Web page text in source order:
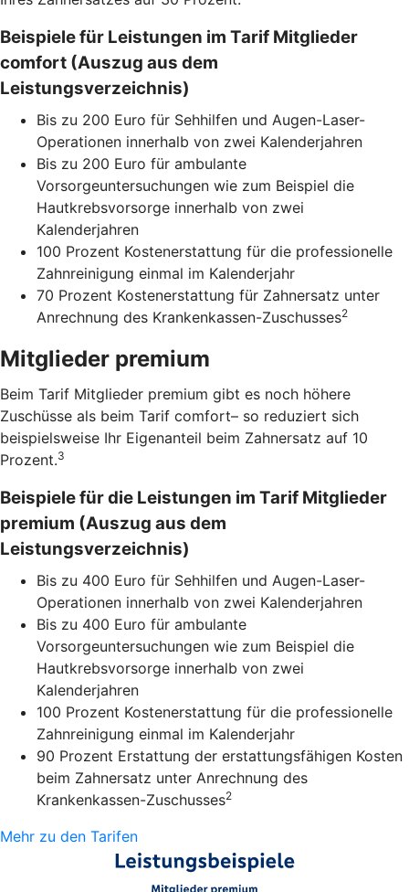
Beispiele für Leistungen im Tarif Mitglieder
comfort (Auszug aus dem
Leistungsverzeichnis)
Bis zu 200 Euro für Sehhilfen und Augen-Laser-
Operationen innerhalb von zwei Kalenderjahren
Bis zu 200 Euro für ambulante
Vorsorgeuntersuchungen wie zum Beispiel die
Hautkrebsvorsorge innerhalb von zwei
Kalenderjahren
100 Prozent Kostenerstattung für die professionelle
Zahnreinigung einmal im Kalenderjahr
70 Prozent Kostenerstattung für Zahnersatz unter
Anrechnung des Krankenkassen-Zuschusses2
Mitglieder premium
Beim Tarif Mitglieder premium gibt es noch höhere
Zuschüsse als beim Tarif comfort– so reduziert sich
beispielsweise Ihr Eigenanteil beim Zahnersatz auf 10
Prozent.3
Beispiele für die Leistungen im Tarif Mitglieder
premium (Auszug aus dem
Leistungsverzeichnis)
Bis zu 400 Euro für Sehhilfen und Augen-Laser-
Operationen innerhalb von zwei Kalenderjahren
Bis zu 400 Euro für ambulante
Vorsorgeuntersuchungen wie zum Beispiel die
Hautkrebsvorsorge innerhalb von zwei
Kalenderjahren
100 Prozent Kostenerstattung für die professionelle
Zahnreinigung einmal im Kalenderjahr
90 Prozent Erstattung der erstattungsfähigen Kosten
beim Zahnersatz unter Anrechnung des
Krankenkassen-Zuschusses2
Mehr zu den Tarifen